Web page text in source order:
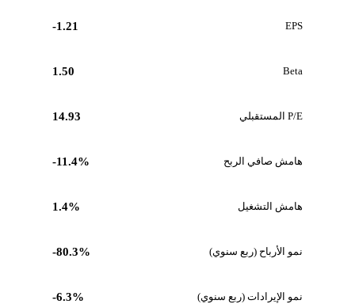
EPS
-1.21
Beta
1.50
P/E المستقبلي 14.93
هامش صافي الربح -11.4%
هامش التشغيل 1.4%
نمو الأرباح (ربع سنوي) -80.3%
نمو الإيرادات (ربع سنوي) -6.3%